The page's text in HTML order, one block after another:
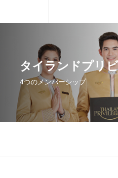
タイランドプリビ
4つのメンバーシップ